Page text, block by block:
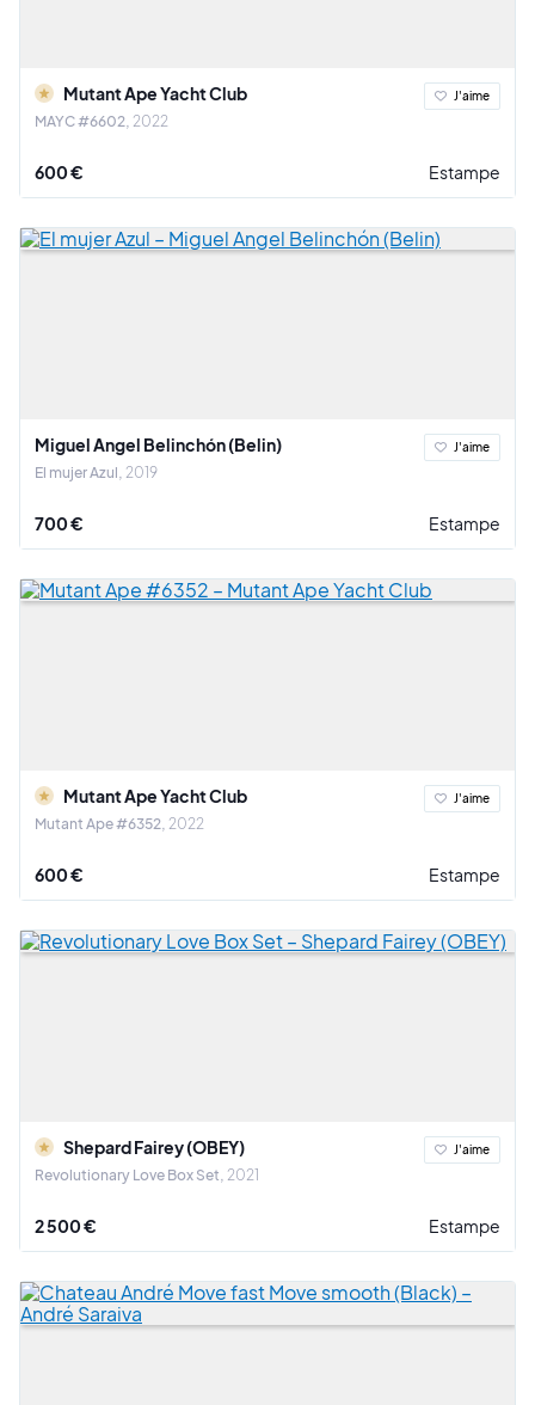
Mutant Ape Yacht Club
MAYC #6602 2022
J'aime
600 € Estampe
Miguel Angel Belinchón (Belin)
El mujer Azul 2019
J'aime
700 € Estampe
Mutant Ape Yacht Club
Mutant Ape #6352 2022
J'aime
600 € Estampe
Shepard Fairey (OBEY)
Revolutionary Love Box Set 2021
J'aime
2 500 € Estampe